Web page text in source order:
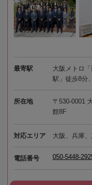
最寄駅
大阪メトロ
駅」徒歩8分
所在地
〒530-0001
館8F
対応エリア 大阪、兵庫
電話番号 050-5448-